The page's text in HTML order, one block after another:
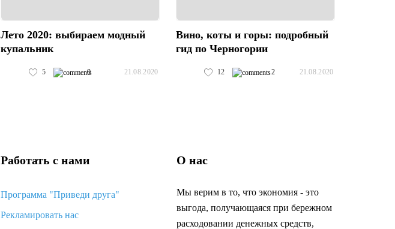
Лето 2020: выбираем модный
купальник
5 0 21.08.2020
Вино, коты и горы: подробный
гид по Черногории
12 2 21.08.2020
Работать с нами
Программа "Приведи друга"
Рекламировать нас
О нас
Мы верим в то, что экономия - это
выгода, получающаяся при бережном
расходовании денежных средств,